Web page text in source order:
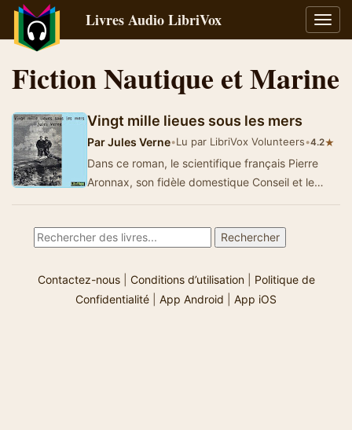
la
Livres Audio LibriVox
Fiction Nautique et Marine
Vingt mille lieues sous les mers
ParJules Verne•Lu par LibriVox Volunteers•4.2★
Dans ce roman, le scientifique français Pierre
Aronnax, son fidèle domestique Conseil et le
Contactez-nous| Conditions d’utilisation| Politique de
Confidentialité
App Android App iOS